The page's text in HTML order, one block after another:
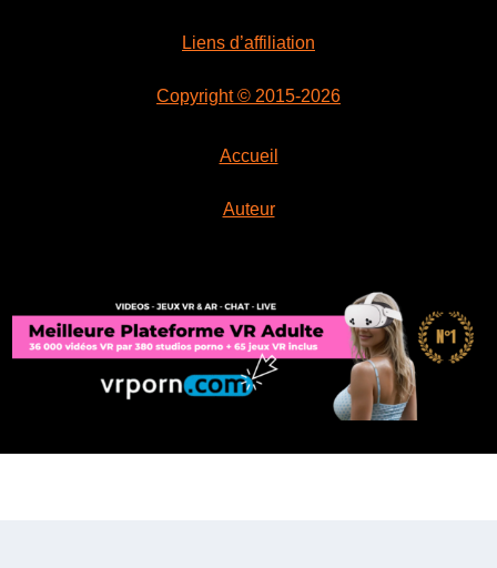
Liens d’affiliation
Copyright © 2015-2026
Accueil
Auteur